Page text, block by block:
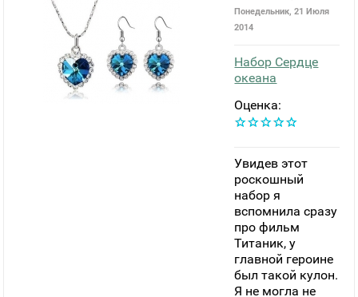
Понедельник, 21 Июля
2014
Набор Сердце
океана
Оценка:
Увидев этот
роскошный
набор я
вспомнила сразу
про фильм
Титаник, у
главной героине
был такой кулон.
Я не могла не